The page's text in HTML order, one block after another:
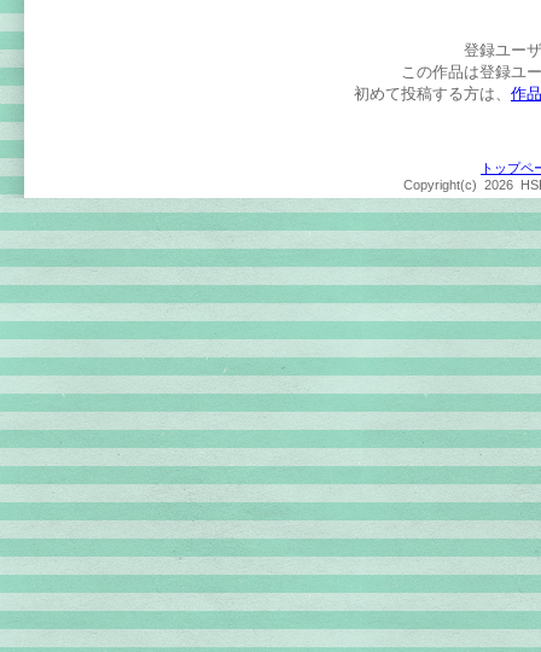
登録ユー
この作品は登録ユ
初めて投稿する方は、 作
トップペ
Copyright(c)2026